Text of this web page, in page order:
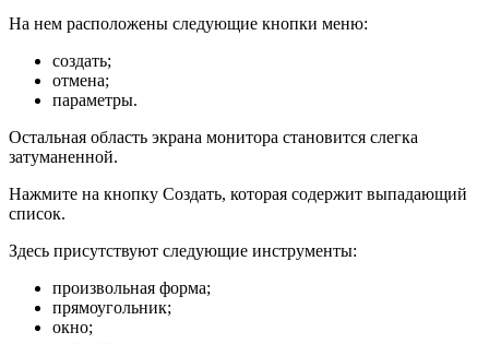
На нем расположены следующие кнопки меню:
создать;
отмена;
параметры.
Остальная область экрана монитора становится слегка
затуманенной.
Нажмите на кнопку Создать, которая содержит выпадающий
список.
Здесь присутствуют следующие инструменты:
произвольная форма;
прямоугольник;
окно;